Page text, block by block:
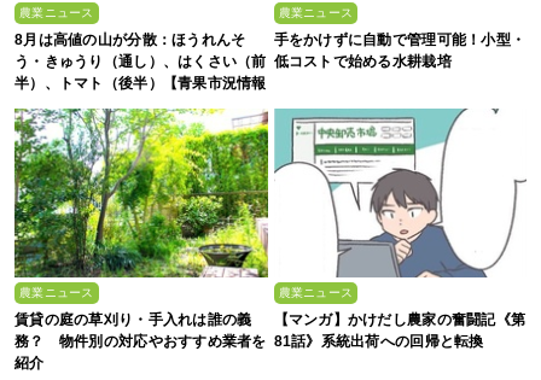
農業ニュース
8月は高値の山が分散：ほうれんそ
う・きゅうり（通し）、はくさい（前
半）、トマト（後半）【青果市況情報
アプリ「YAOYASAN」】
農業ニュース
手をかけずに自動で管理可能！小型・
低コストで始める水耕栽培
農業ニュース
賃貸の庭の草刈り・手入れは誰の義
務？ 物件別の対応やおすすめ業者を
紹介
農業ニュース
【マンガ】かけだし農家の奮闘記《第
81話》系統出荷への回帰と転換